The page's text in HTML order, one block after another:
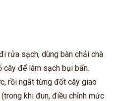
rửa sạch, dùng bàn chải chà
cây để làm sạch bụi bẩn.
rồi ngắt từng đốt cây giao
khi đun, điều chỉnh mức